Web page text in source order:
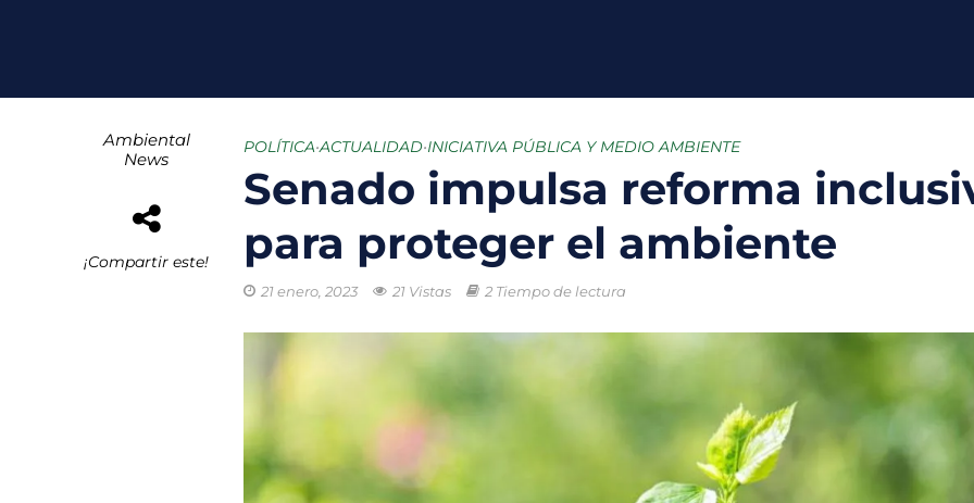
Parques urbanos: espacios verdes que impulsan el desarrollo sostenible de las
El buque híbrido chileno que combinará tecnología y ciencia para proteger los
Transporte eléctrico en México: la movilidad sostenible que gana terreno en las
Arrecifes de coral enfrentan una crisis sin precedentes por el cambio climático
Reformas Ambientales creadas para la protección del medio ambiente y frenar la
Startups de reciclaje, un proyecto para convertir residuos en objetos y darles una
Ambiental
News
¡Compartir este!
POLÍTICA•ACTUALIDAD•INICIATIVA PÚBLICA Y MEDIO AMBIENTE
Senado impulsa reforma
para proteger el ambiente
21 enero, 2023 21 Vistas 2 Tiempo de lectura